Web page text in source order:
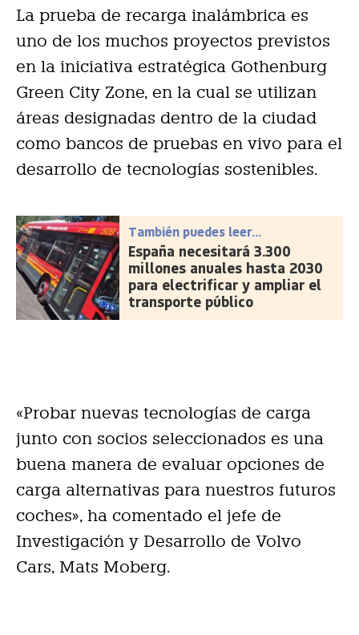
La prueba de recarga inalámbrica es
uno de los muchos proyectos previstos
en la iniciativa estratégica Gothenburg
Green City Zone, en la cual se utilizan
áreas designadas dentro de la ciudad
como bancos de pruebas en vivo para el
desarrollo de tecnologías sostenibles.
También puedes leer...
España necesitará 3.300
millones anuales hasta 2030
para electrificar y ampliar el
transporte público
«Probar nuevas tecnologías de carga
junto con socios seleccionados es una
buena manera de evaluar opciones de
carga alternativas para nuestros futuros
coches», ha comentado el jefe de
Investigación y Desarrollo de Volvo
Cars, Mats Moberg.